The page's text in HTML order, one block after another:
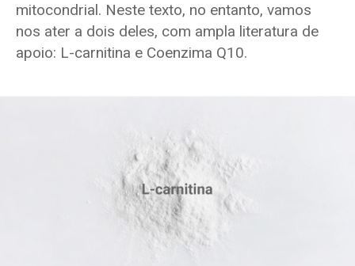
mitocondrial. Neste texto, no entanto, vamos
nos ater a dois deles, com ampla literatura de
apoio: L-carnitina e Coenzima Q10.